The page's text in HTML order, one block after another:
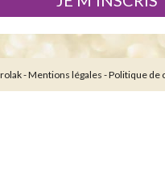
-Mentions légales -Politique de